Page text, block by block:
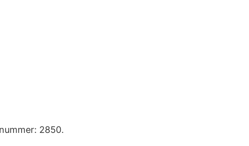
2850.